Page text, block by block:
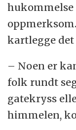
kartlegge det
– Noen er
folk rundt
gatekryss
himmelen,